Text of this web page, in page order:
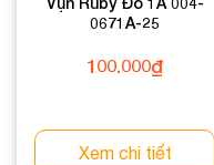
0671A-25
100.000₫
Xem chi tiết